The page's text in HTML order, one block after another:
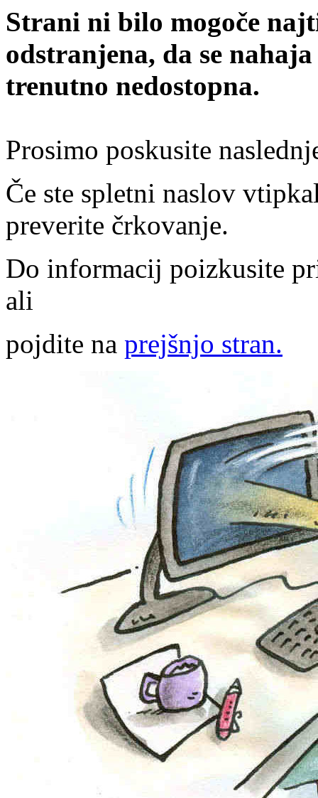
Strani ni bilo mogoče
odstranjena, da se
trenutno nedostopna.
Prosimo poskusite
Če ste spletni naslov
preverite črkovanje.
Do informacij poizkusite
ali
pojdite na prejšnjo stran.